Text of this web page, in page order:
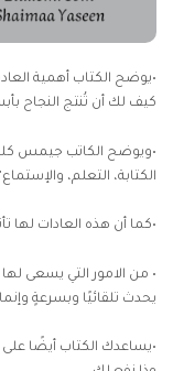
•يوضح الكتاب أهمية
كيف لك أن تُنتج النجاح
•ويوضح الكاتب جيمس
الكتابة، التعلم،
•كما أن هذه العادات لها
• من الامور التي يسعى
يحدث تلقائيًا وبسرعةٍ
•يساعدك الكتاب أيضًا على